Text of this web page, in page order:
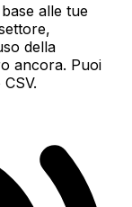
alle tue
della
ancora. Puoi